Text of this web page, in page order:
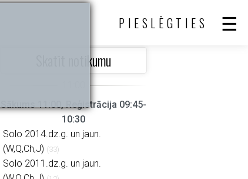
PIESLĒGTIES
Skatīt notikumu
Sākums 11:00, Reģistrācija 09:45-
10:30
Solo 2014.dz.g. un jaun.
(W,Q,Ch,J) (33)
Solo 2011.dz.g. un jaun.